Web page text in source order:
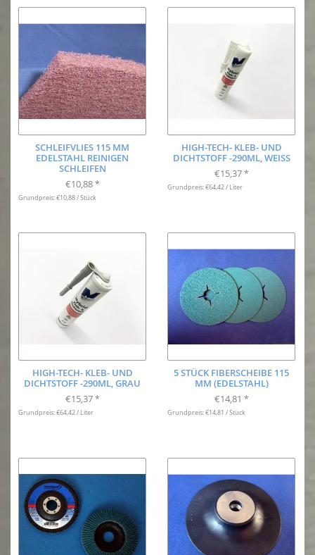
SCHLEIFVLIES 115 MM
EDELSTAHL REINIGEN
SCHLEIFEN
€10,88 *
Grundpreis: €10,88 / Stück
HIGH-TECH- KLEB- UND
DICHTSTOFF -290ML, WEISS
€15,37 *
Grundpreis: €64,42 / Liter
HIGH-TECH- KLEB- UND
DICHTSTOFF -290ML, GRAU
€15,37 *
Grundpreis: €64,42 / Liter
5 STÜCK FIBERSCHEIBE 115
MM (EDELSTAHL)
€14,81 *
Grundpreis: €14,81 / Stück